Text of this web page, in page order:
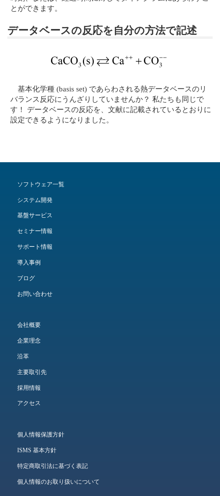
とができます。
データベースの反応を自分の方法で記述
基本化学種 (basis set) であらわされる熱データベースのリ
バランス反応にうんざりしていませんか？ 私たちも同じで
す！ データベースの反応を、文献に記載されているとおりに
設定できるようになりました。
ソフトウェア一覧
システム開発
基盤サービス
セミナー情報
サポート情報
導入事例
ブログ
お問い合わせ
会社概要
企業理念
沿革
主要取引先
採用情報
アクセス
個人情報保護方針
ISMS 基本方針
特定商取引法に基づく表記
個人情報のお取り扱いについて